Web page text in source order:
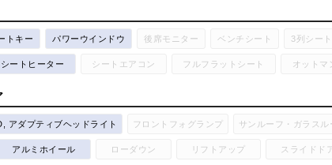
トキー パワーウインドウ 後席モニター ベンチシート 3列シート
シートヒーター シートエアコン フルフラットシート オットマ
アダプティブヘッドライト フロントフォグランプ サンルーフ・ガラスル
アルミホイール ローダウン リフトアップ スライドド